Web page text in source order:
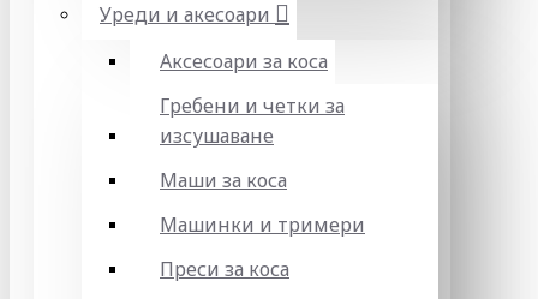
Уреди и акесоари
Аксесоари за коса
Гребени и четки за
изсушаване
Маши за коса
Машинки и тримери
Преси за коса